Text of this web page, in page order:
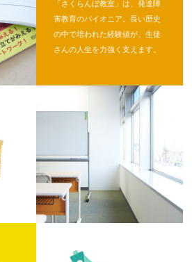
「さくらんぼ教室」は、発達障
害教育のパイオニア。長い歴史
の中で培われた経験値が、生徒
さんの人生を力強く支えます。